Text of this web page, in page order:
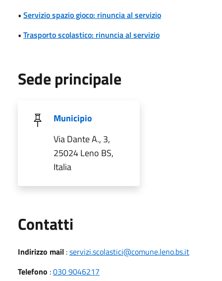
• Servizio spazio gioco: rinuncia al servizio
• Trasporto scolastico: rinuncia al servizio
Sede principale
Municipio
Via Dante A., 3,
25024 Leno BS,
Italia
Contatti
Indirizzo mail :servizi.scolastici@comune.leno.bs.it
Telefono :030 9046217